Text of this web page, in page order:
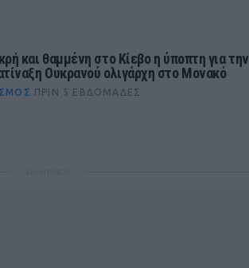
και θαμμένη στο Κίεβο η ύποπτη για την
Ουκρανού ολιγάρχη στο Μονακό
ΠΡΙΝ 5 ΕΒΔΟΜΆΔΕΣ